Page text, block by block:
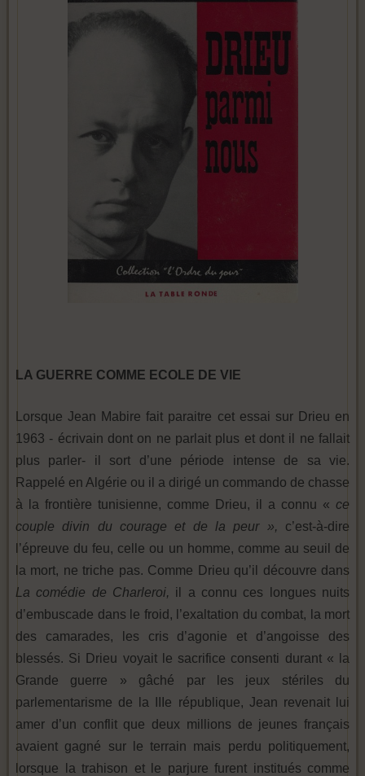
LA GUERRE COMME ECOLE DE VIE
Lorsque Jean Mabire fait paraitre cet essai sur Drieu en
1963 - écrivain dont on ne parlait plus et dont il ne fallait
plus parler- il sort d’une période intense de sa vie.
Rappelé en Algérie ou il a dirigé un commando de chasse
à la frontière tunisienne, comme Drieu, il a connu « ce
couple divin du courage et de la peur », c’est-à-dire
l’épreuve du feu, celle ou un homme, comme au seuil de
la mort, ne triche pas. Comme Drieu qu’il découvre dans
La comédie de Charleroi, il a connu ces longues nuits
d’embuscade dans le froid, l’exaltation du combat, la mort
des camarades, les cris d’agonie et d’angoisse des
blessés. Si Drieu voyait le sacrifice consenti durant « la
Grande guerre » gâché par les jeux stériles du
parlementarisme de la IIIe république, Jean revenait lui
amer d’un conflit que deux millions de jeunes français
avaient gagné sur le terrain mais perdu politiquement,
lorsque la trahison et le parjure furent institués comme